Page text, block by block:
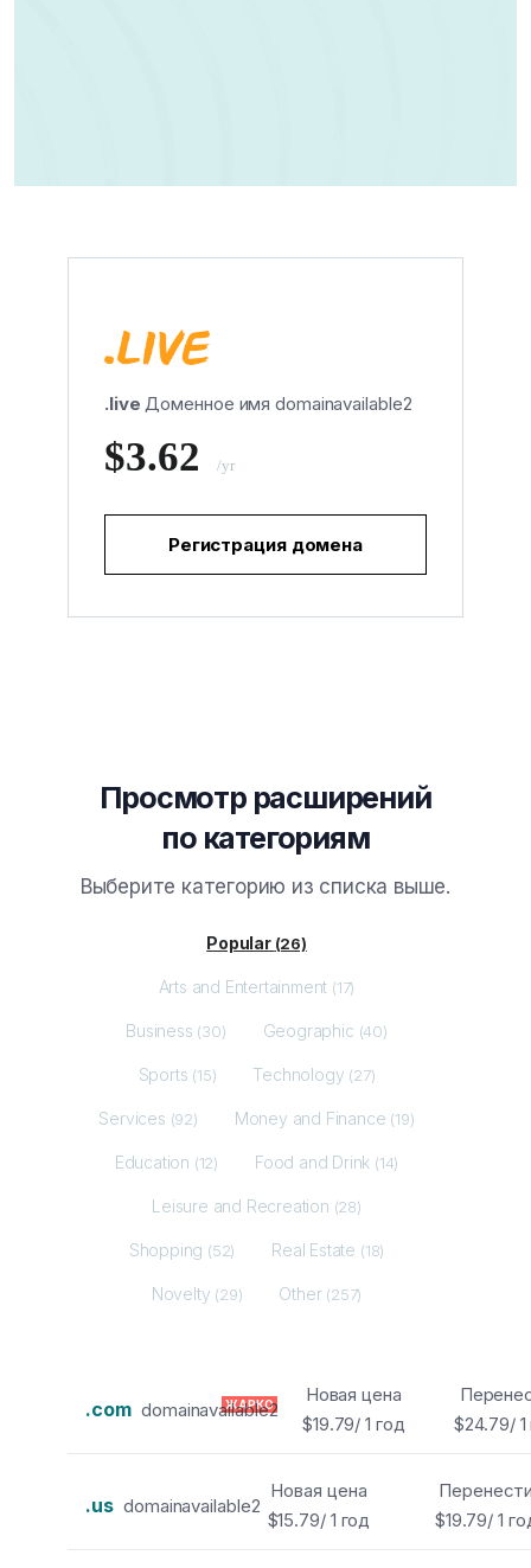
.live Доменное имя domainavailable2
$3.62 /yr
Регистрация домена
Просмотр расширений
по категориям
Выберите категорию из списка выше.
Popular (26)
Arts and Entertainment (17)
Business (30) Geographic (40)
Sports (15) Technology (27)
Services (92) Money and Finance (19)
Education (12) Food and Drink (14)
Leisure and Recreation (28)
Shopping (52) Real Estate (18)
Novelty (29) Other (257)
.com domainavailable2
ЖАРКО
Новая цена
$19.79/ 1 год
$24.79/ 1
.us domainavailable2
Новая цена
$15.79/ 1 год
$19.79/ 1